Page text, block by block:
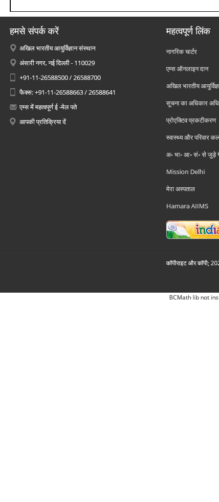
हमसे संपर्क करें
अखिल भारतीय आयुर्विज्ञान संस्थान
अंसारी नगर, नई दिल्ली - 110029
+91-11-26588500 / 26588700
फैक्स: +91-11-26588663 / 26588641
एम्स में महत्वपूर्ण ई -मेल पते
आपकी प्रतिक्रिया दें
महत्वपूर्ण लिंक
नागरिक चार्टर
एम्स ऑनलाइन दान
अखिल भारतीय
सूचना का अधिकार
प्रोएक्टिव प्रकटीकरण
स्वास्थ्य और परिवार
अ॰ भा॰ आ॰ सं॰ से जुड़े
Mission Delhi
मेरा अस्पताल
Hamara AIIMS
कॉपीराइट और कॉपी;
BCMath lib not